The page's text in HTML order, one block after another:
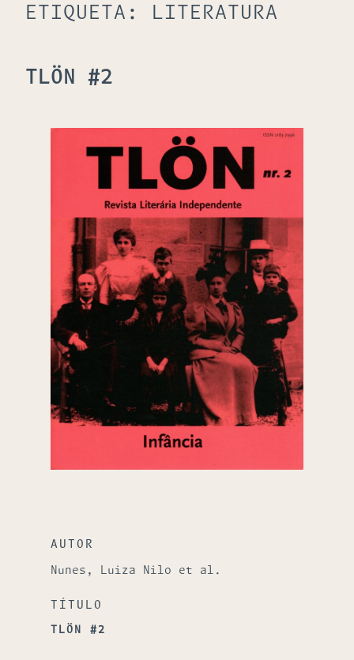
ETIQUETA: LITERATURA
TLÖN #2
AUTOR
Nunes, Luiza Nilo et al.
TÍTULO
TLÖN #2